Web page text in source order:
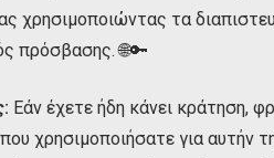
χρησιμοποιώντας τα
πρόσβασης. 🌐🔑
Εάν έχετε ήδη κάνει κράτηση,
που χρησιμοποιήσατε για